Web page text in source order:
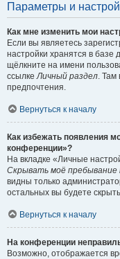
Параметры и
Как мне изменить мои
Если вы являетесь
настройки хранятся в
щёлкните на имени
ссылкеЛичный раздел. Там
предпочтения.
Вернуться к началу
Как избежать появления
конференции»?
На вкладке «Личные
Скрывать моё пребывание
видны только
остальных вы будете
Вернуться к началу
На конференции
Возможно, отображается